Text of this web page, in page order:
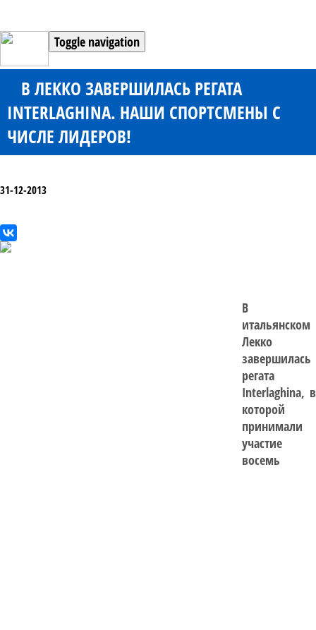
Toggle navigation
В ЛЕККО ЗАВЕРШИЛАСЬ РЕГАТА
INTERLAGHINA. НАШИ СПОРТСМЕНЫ С
ЧИСЛЕ ЛИДЕРОВ!
31-12-2013
В
итальянском
Лекко
завершилась
регата
Interlaghina, в
которой
принимали
участие
восемь